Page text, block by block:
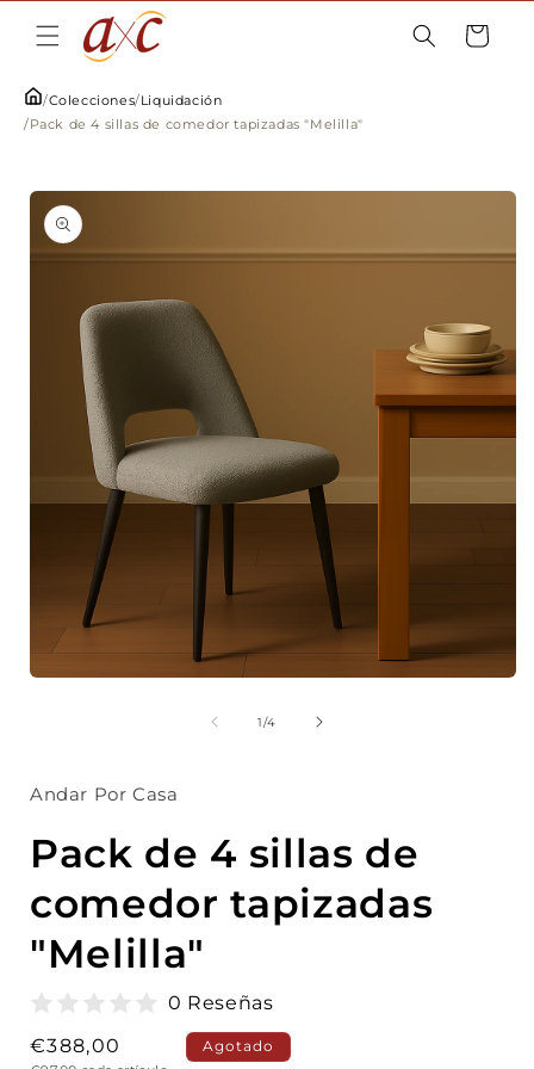
Ir
directamente
al contenido
Carrito
/Colecciones/Liquidación
/Pack de 4 sillas de comedor tapizadas "Melilla"
directamente
información
del producto
ventana
1/de
4
Andar Por Casa
Pack de 4 sillas de
comedor tapizadas
"Melilla"
0 Reseñas
Precio
€388,00 Agotado